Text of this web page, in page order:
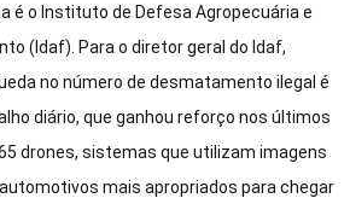
é o Instituto de Defesa Agropecuária e
(Idaf). Para o diretor geral do Idaf,
no número de desmatamento ilegal é
diário, que ganhou reforço nos últimos
drones, sistemas que utilizam imagens
mais apropriados para chegar